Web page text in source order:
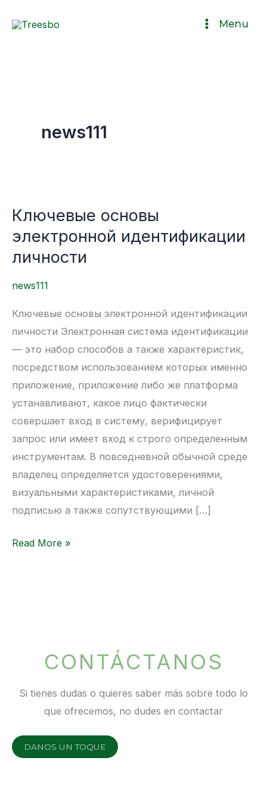
Menu
news111
Ключевые основы
электронной идентификации
личности
news111
Ключевые основы электронной идентификации
личности Электронная система идентификации
— это набор способов а также характеристик,
посредством использованием которых именно
приложение, приложение либо же платформа
устанавливают, какое лицо фактически
совершает вход в систему, верифицирует
запрос или имеет вход к строго определенным
инструментам. В повседневной обычной среде
владелец определяется удостоверениями,
визуальными характеристиками, личной
подписью а также сопутствующими […]
Ключевые
основы
электронной
личности
Read More »
CONTÁCTANOS
Si tienes dudas o quieres saber más sobre todo lo
que ofrecemos, no dudes en contactar
DANOS UN TOQUE